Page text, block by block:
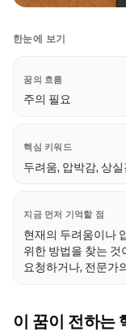
한눈에 보기
꿈의 흐름
주의 필요
핵심 키워드
두려움, 압박감, 상
지금 먼저 기억할 점
현재의 두려움이나
위한 방법을 찾는
요청하거나, 전문가
이 꿈이 전하는